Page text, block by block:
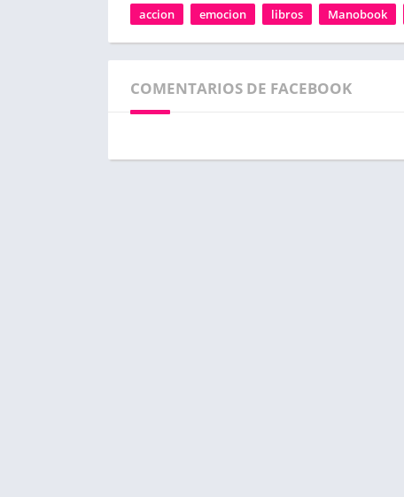
accion emocion libros Manobook
COMENTARIOS DE FACEBOOK